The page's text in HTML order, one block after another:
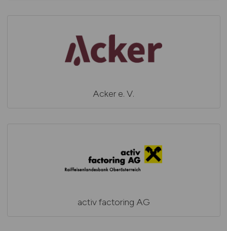
Acker e. V.
activ factoring AG